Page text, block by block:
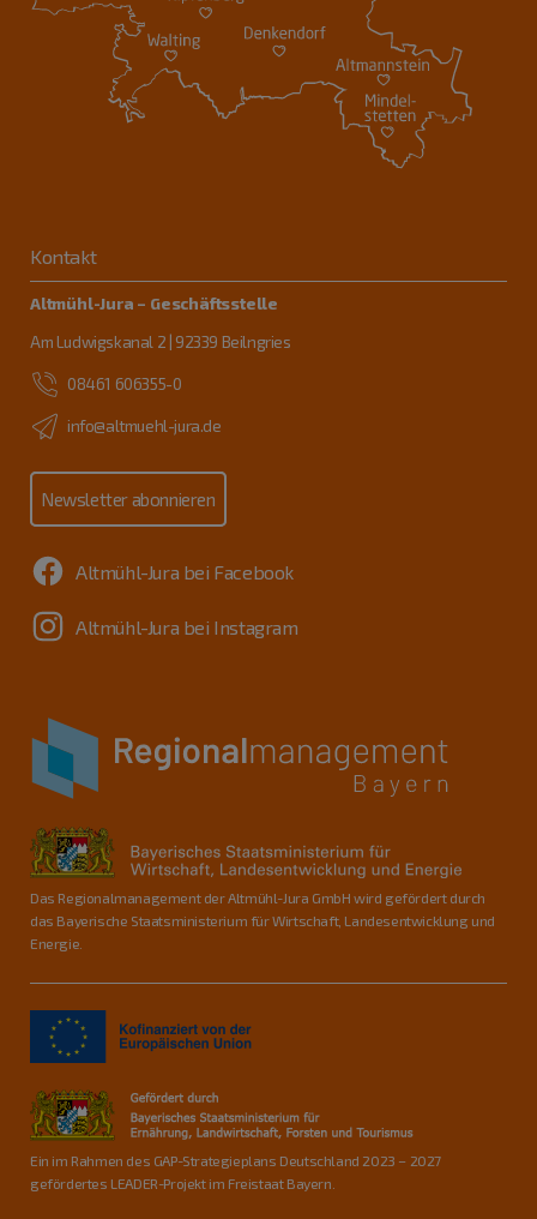
Kontakt
Altmühl-Jura – Geschäftsstelle
Am Ludwigskanal 2 | 92339 Beilngries
08461 606355-0
info@altmuehl-jura.de
Newsletter abonnieren
Altmühl-Jura bei Facebook
Altmühl-Jura bei Instagram
Das Regionalmanagement der Altmühl-Jura GmbH wird gefördert durch
das Bayerische Staatsministerium für Wirtschaft, Landesentwicklung und
Energie.
Ein im Rahmen des GAP-Strategieplans Deutschland 2023 – 2027
gefördertes LEADER-Projekt im Freistaat Bayern.